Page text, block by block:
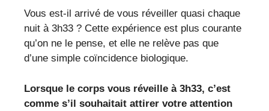
Vous est-il arrivé de vous réveiller quasi chaque
nuit à 3h33 ? Cette expérience est plus courante
qu’on ne le pense, et elle ne relève pas que
d’une simple coïncidence biologique.
Lorsque le corps vous réveille à 3h33, c’est
comme s’il souhaitait attirer votre attention